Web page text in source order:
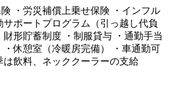
・労災補償上乗せ保険 ・インフル
ポートプログラム（引っ越し代負
形貯蓄制度 ・制服貸与 ・通勤手当
・休憩室（冷暖房完備） ・車通勤可
は飲料、ネッククーラーの支給